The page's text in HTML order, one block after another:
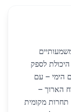
לספק
הימי – עם
הארוך –
מקומית